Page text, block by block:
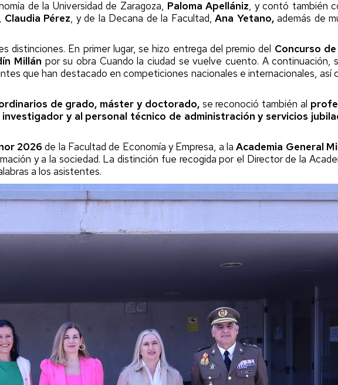
Universa
Week
Egresados
y
Profesionales
Deportes
de la Universidad de Zaragoza, Paloma Apellániz, y contó también
Claudia Pérez, y de la Decana de la Facultad,Ana Yetano,además de
En primer lugar, se hizo entrega del premio del Concurso
Millán por su obra Cuando la ciudad se vuelve cuento. A continuación,
que han destacado en competiciones nacionales e internacionales, así
de grado, máster y doctorado,se reconoció también al
y al personal técnico de administración y servicios
2026de la Facultad de Economía y Empresa, a laAcademia General
y a la sociedad. La distinción fue recogida por el Director de la
a los asistentes.